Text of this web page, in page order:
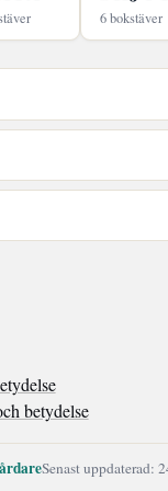
6 bokstäver
betydelse
Senast uppdaterad: